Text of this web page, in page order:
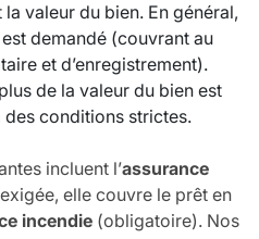
valeur du bien. En général,
demandé (couvrant au
et d’enregistrement).
de la valeur du bien est
des conditions strictes.
incluent l’assurance
elle couvre le prêt en
incendie (obligatoire). Nos